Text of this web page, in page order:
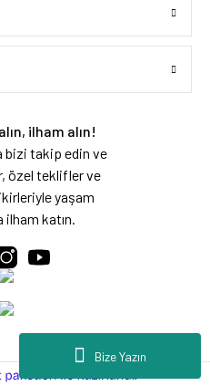
Bize Yazın
ilham alın!
bizi takip edin ve
özel teklifler ve
yaşam
ilham katın.